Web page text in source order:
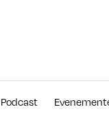
Podcast